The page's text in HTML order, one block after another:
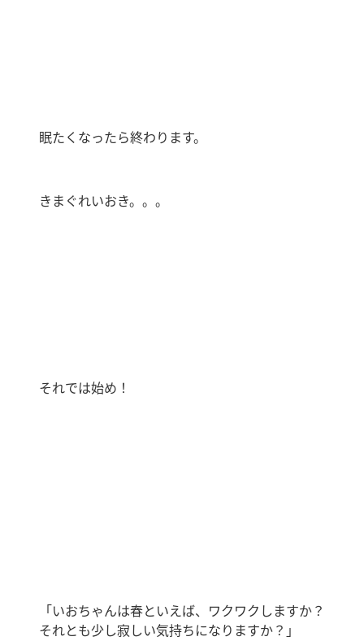
眠たくなったら終わります。
きまぐれいおき。。。
それでは始め！
「いおちゃんは春といえば、ワクワクしますか？
それとも少し寂しい気持ちになりますか？」